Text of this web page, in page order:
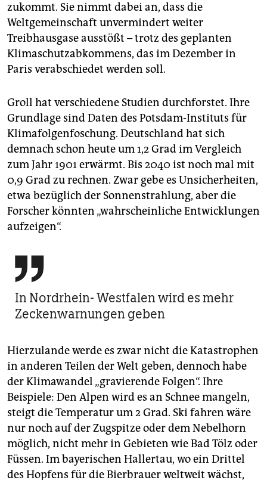
zukommt. Sie nimmt dabei an, dass die
Weltgemeinschaft unvermindert weiter
Treibhausgase ausstößt – trotz des geplanten
Klimaschutzabkommens, das im Dezember in
Paris verabschiedet werden soll.
Groll hat verschiedene Studien durchforstet. Ihre
Grundlage sind Daten des Potsdam-Instituts für
Klimafolgenfoschung. Deutschland hat sich
demnach schon heute um 1,2 Grad im Vergleich
zum Jahr 1901 erwärmt. Bis 2040 ist noch mal mit
0,9 Grad zu rechnen. Zwar gebe es Unsicherheiten,
etwa bezüglich der Sonnenstrahlung, aber die
Forscher könnten „wahrscheinliche Entwicklungen
aufzeigen“.

In Nordrhein- Westfalen wird es mehr
Zeckenwarnungen geben
Hierzulande werde es zwar nicht die Katastrophen
in anderen Teilen der Welt geben, dennoch habe
der Klimawandel „gravierende Folgen“. Ihre
Beispiele: Den Alpen wird es an Schnee mangeln,
steigt die Temperatur um 2 Grad. Ski fahren wäre
nur noch auf der Zugspitze oder dem Nebelhorn
möglich, nicht mehr in Gebieten wie Bad Tölz oder
Füssen. Im bayerischen Hallertau, wo ein Drittel
des Hopfens für die Bierbrauer weltweit wächst,